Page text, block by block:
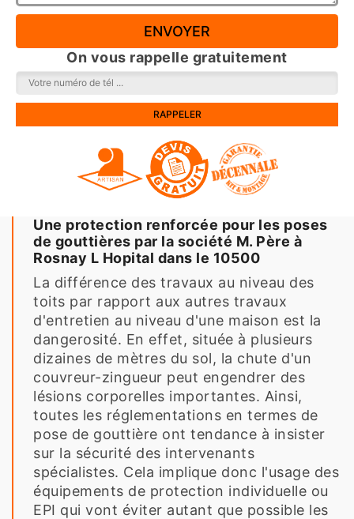
On vous rappelle gratuitement
Une protection renforcée pour les poses
de gouttières par la société M. Père à
Rosnay L Hopital dans le 10500
La différence des travaux au niveau des
toits par rapport aux autres travaux
d'entretien au niveau d'une maison est la
dangerosité. En effet, située à plusieurs
dizaines de mètres du sol, la chute d'un
couvreur-zingueur peut engendrer des
lésions corporelles importantes. Ainsi,
toutes les réglementations en termes de
pose de gouttière ont tendance à insister
sur la sécurité des intervenants
spécialistes. Cela implique donc l'usage des
équipements de protection individuelle ou
EPI qui vont éviter autant que possible les